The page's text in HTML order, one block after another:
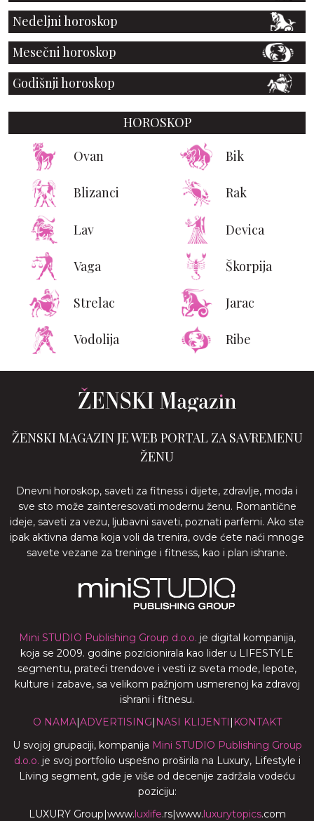
Nedeljni horoskop
Mesečni horoskop
Godišnji horoskop
HOROSKOP
Ovan Bik
Blizanci Rak
Lav Devica
Vaga Škorpija
Strelac Jarac
Vodolija Ribe
ŽENSKI MAGAZIN JE WEB PORTAL ZA SAVREMENU
ŽENU
Dnevni horoskop, saveti za fitness i dijete, zdravlje, moda i
sve sto može zainteresovati modernu ženu. Romantične
ideje, saveti za vezu, ljubavni saveti, poznati parfemi. Ako ste
ipak aktivna dama koja voli da trenira, ovde ćete naći mnoge
savete vezane za treninge i fitness, kao i plan ishrane.
Mini STUDIO Publishing Group d.o.o. je digital kompanija,
koja se 2009. godine pozicionirala kao lider u LIFESTYLE
segmentu, prateći trendove i vesti iz sveta mode, lepote,
kulture i zabave, sa velikom pažnjom usmerenoj ka zdravoj
ishrani i fitnesu.
O NAMA|ADVERTISING| NASI KLIJENTI | KONTAKT
U svojoj grupaciji, kompanija Mini STUDIO Publishing Group
d.o.o. je svoj portfolio uspešno proširila na Luxury, Lifestyle i
Living segment, gde je više od decenije zadržala vodeću
poziciju:
LUXURY Group|www.luxlife.rs|www.luxurytopics.com